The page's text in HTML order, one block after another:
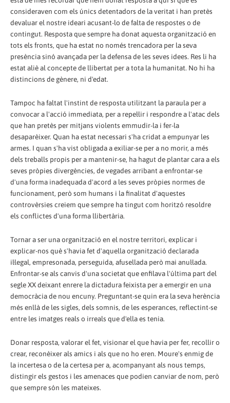
consideraven com els únics detentadors de la veritat i han pretès
devaluar el nostre ideari acusant-lo de falta de respostes o de
contingut. Resposta que sempre ha donat aquesta organització en
tots els fronts, que ha estat no només trencadora per la seva
presència sinó avançada per la defensa de les seves idees. Res li ha
estat aliè al concepte de llibertat per a tota la humanitat. No hi ha
distincions de gènere, ni d'edat.
Tampoc ha faltat l'instint de resposta utilitzant la paraula per a
convocar a l'acció immediata, per a repel·lir i respondre a l'atac dels
que han pretès per mitjans violents emmudir-la i fer-la
desaparèixer. Quan ha estat necessari s'ha cridat a empunyar les
armes. I quan s'ha vist obligada a exiliar-se per a no morir, a més
dels treballs propis per a mantenir-se, ha hagut de plantar cara a els
seves pròpies divergències, de vegades arribant a enfrontar-se
d'una forma inadequada d'acord a les seves pròpies normes de
funcionament, però som humans i la finalitat d'aquestes
controvèrsies creiem que sempre ha tingut com horitzó resoldre
els conflictes d'una forma llibertària.
Tornar a ser una organització en el nostre territori, explicar i
explicar-nos què s'havia fet d'aquella organització declarada
il·legal, empresonada, perseguida, afusellada però mai anul·lada.
Enfrontar-se als canvis d'una societat que enfilava l'última part del
segle XX deixant enrere la dictadura feixista per a emergir en una
democràcia de nou encuny. Preguntant-se quin era la seva herència
més enllà de les sigles, dels somnis, de les esperances, reflectint-se
entre les imatges reals o irreals que d'ella es tenia.
Donar resposta, valorar el fet, visionar el que havia per fer, recollir o
crear, reconèixer als amics i als que no ho eren. Moure's enmig de
la incertesa o de la certesa per a, acompanyant als nous temps,
distingir els gestos i les amenaces que podien canviar de nom, però
que sempre són les mateixes.